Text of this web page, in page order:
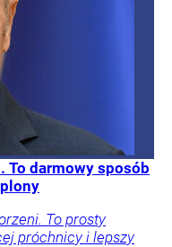
To darmowy sposób
To prosty
próchnicy i lepszy